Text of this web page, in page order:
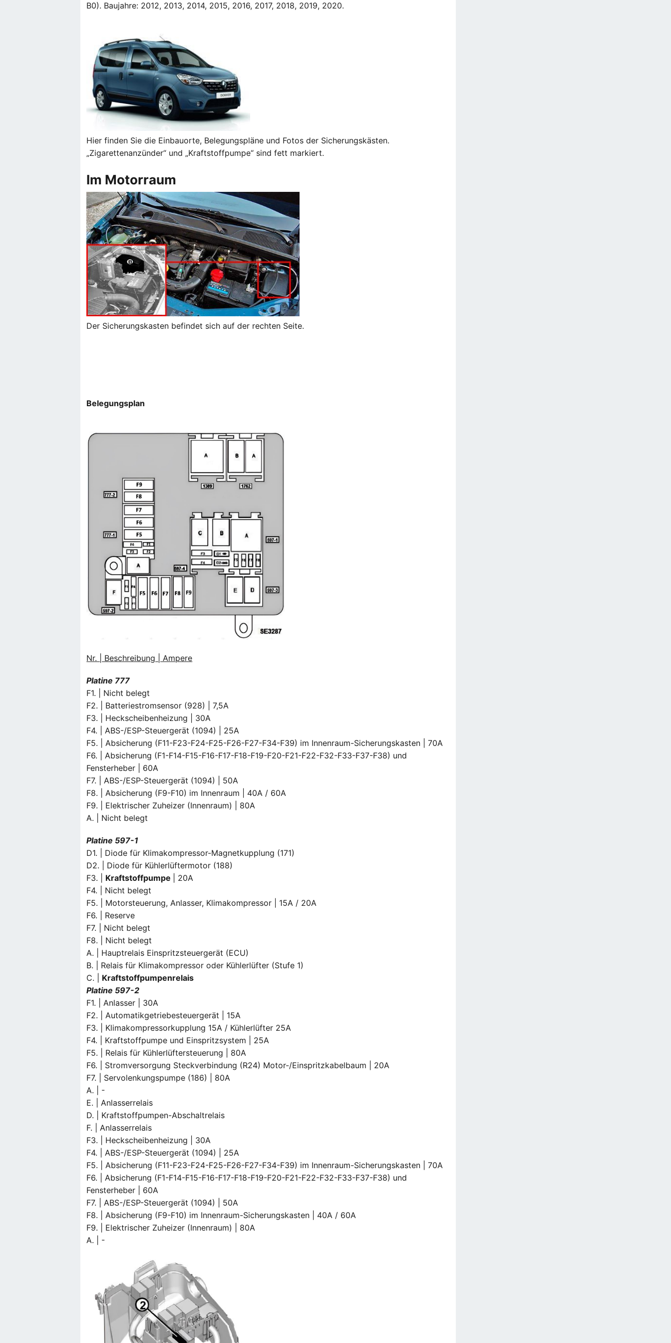
B0). Baujahre: 2012, 2013, 2014, 2015, 2016, 2017, 2018, 2019, 2020.
Hier finden Sie die Einbauorte, Belegungspläne und Fotos der Sicherungskästen.
„Zigarettenanzünder“ und „Kraftstoffpumpe“ sind fett markiert.
Im Motorraum
Der Sicherungskasten befindet sich auf der rechten Seite.
Belegungsplan
Nr. | Beschreibung | Ampere
Platine 777
F1. | Nicht belegt
F2. | Batteriestromsensor (928) | 7,5A
F3. | Heckscheibenheizung | 30A
F4. | ABS-/ESP-Steuergerät (1094) | 25A
F5. | Absicherung (F11-F23-F24-F25-F26-F27-F34-F39) im Innenraum-Sicherungskasten | 70A
F6. | Absicherung (F1-F14-F15-F16-F17-F18-F19-F20-F21-F22-F32-F33-F37-F38) und
Fensterheber | 60A
F7. | ABS-/ESP-Steuergerät (1094) | 50A
F8. | Absicherung (F9-F10) im Innenraum | 40A / 60A
F9. | Elektrischer Zuheizer (Innenraum) | 80A
A. | Nicht belegt
Platine 597-1
D1. | Diode für Klimakompressor-Magnetkupplung (171)
D2. | Diode für Kühlerlüftermotor (188)
F3. | Kraftstoffpumpe
| 20A
F4. | Nicht belegt
F5. | Motorsteuerung, Anlasser, Klimakompressor | 15A / 20A
F6. | Reserve
F7. | Nicht belegt
F8. | Nicht belegt
A. | Hauptrelais Einspritzsteuergerät (ECU)
B. | Relais für Klimakompressor oder Kühlerlüfter (Stufe 1)
C. | Kraftstoffpumpenrelais
Platine 597-2
F1. | Anlasser | 30A
F2. | Automatikgetriebesteuergerät | 15A
F3. | Klimakompressorkupplung 15A / Kühlerlüfter 25A
F4. | Kraftstoffpumpe und Einspritzsystem | 25A
F5. | Relais für Kühlerlüftersteuerung | 80A
F6. | Stromversorgung Steckverbindung (R24) Motor-/Einspritzkabelbaum | 20A
F7. | Servolenkungspumpe (186) | 80A
A. | -
E. | Anlasserrelais
D. | Kraftstoffpumpen-Abschaltrelais
F. | Anlasserrelais
F3. | Heckscheibenheizung | 30A
F4. | ABS-/ESP-Steuergerät (1094) | 25A
F5. | Absicherung (F11-F23-F24-F25-F26-F27-F34-F39) im Innenraum-Sicherungskasten | 70A
F6. | Absicherung (F1-F14-F15-F16-F17-F18-F19-F20-F21-F22-F32-F33-F37-F38) und
Fensterheber | 60A
F7. | ABS-/ESP-Steuergerät (1094) | 50A
F8. | Absicherung (F9-F10) im Innenraum-Sicherungskasten | 40A / 60A
F9. | Elektrischer Zuheizer (Innenraum) | 80A
A. | -